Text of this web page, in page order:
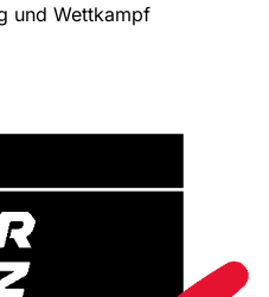
und Wettkampf